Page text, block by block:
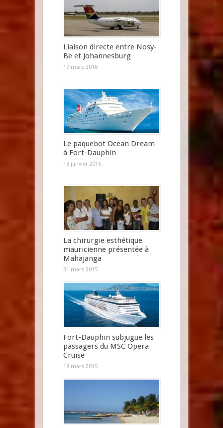
Liaison directe entre Nosy-
Be et Johannesburg
17 mars 2016
Le paquebot Ocean Dream
à Fort-Dauphin
18 janvier 2016
La chirurgie esthétique
mauricienne présentée à
Mahajanga
31 mars 2015
Fort-Dauphin subjugue les
passagers du MSC Opera
Cruise
18 mars 2015